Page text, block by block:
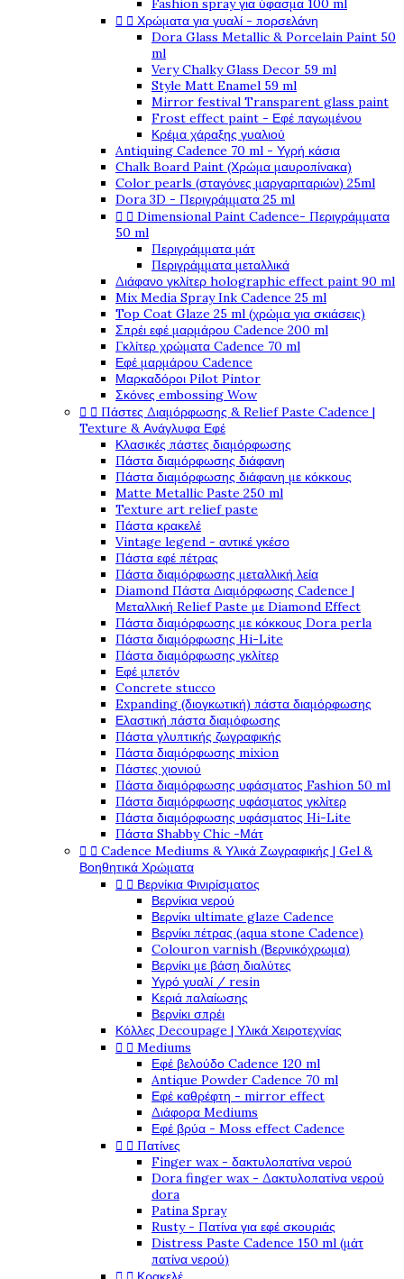
Fashion spray για ύφασμα 100 ml
  Χρώματα για γυαλί - πορσελάνη
Dora Glass Metallic & Porcelain Paint 50
ml
Very Chalky Glass Decor 59 ml
Style Matt Enamel 59 ml
Mirror festival Transparent glass paint
Frost effect paint - Εφέ παγωμένου
Κρέμα χάραξης γυαλιού
Antiquing Cadence 70 ml - Υγρή κάσια
Chalk Board Paint (Χρώμα μαυροπίνακα)
Color pearls (σταγόνες μαργαριταριών) 25ml
Dora 3D - Περιγράμματα 25 ml
  Dimensional Paint Cadence- Περιγράμματα
50 ml
Περιγράμματα μάτ
Περιγράμματα μεταλλικά
Διάφανο γκλίτερ holographic effect paint 90 ml
Mix Media Spray Ink Cadence 25 ml
Top Coat Glaze 25 ml (χρώμα για σκιάσεις)
Σπρέι εφέ μαρμάρου Cadence 200 ml
Γκλίτερ χρώματα Cadence 70 ml
Εφέ μαρμάρου Cadence
Μαρκαδόροι Pilot Pintor
Σκόνες embossing Wow
  Πάστες Διαμόρφωσης & Relief Paste Cadence |
Texture & Ανάγλυφα Εφέ
Κλασικές πάστες διαμόρφωσης
Πάστα διαμόρφωσης διάφανη
Πάστα διαμόρφωσης διάφανη με κόκκους
Matte Metallic Paste 250 ml
Texture art relief paste
Πάστα κρακελέ
Vintage legend - αντικέ γκέσο
Πάστα εφέ πέτρας
Πάστα διαμόρφωσης μεταλλική λεία
Diamond Πάστα Διαμόρφωσης Cadence |
Μεταλλική Relief Paste με Diamond Effect
Πάστα διαμόρφωσης με κόκκους Dora perla
Πάστα διαμόρφωσης Hi-Lite
Πάστα διαμόρφωσης γκλίτερ
Εφέ μπετόν
Concrete stucco
Expanding (διογκωτική) πάστα διαμόρφωσης
Ελαστική πάστα διαμόφωσης
Πάστα γλυπτικής ζωγραφικής
Πάστα διαμόρφωσης mixion
Πάστες χιονιού
Πάστα διαμόρφωσης υφάσματος Fashion 50 ml
Πάστα διαμόρφωσης υφάσματος γκλίτερ
Πάστα διαμόρφωσης υφάσματος Hi-Lite
Πάστα Shabby Chic -Μάτ
  Cadence Mediums & Υλικά Ζωγραφικής | Gel &
Βοηθητικά Χρώματα
  Βερνίκια Φινιρίσματος
Βερνίκια νερού
Βερνίκι ultimate glaze Cadence
Βερνίκι πέτρας (aqua stone Cadence)
Colouron varnish (Βερνικόχρωμα)
Βερνίκι με βάση διαλύτες
Υγρό γυαλί / resin
Κεριά παλαίωσης
Βερνίκι σπρέι
Κόλλες Decoupage | Υλικά Χειροτεχνίας
  Mediums
Εφέ βελούδο Cadence 120 ml
Antique Powder Cadence 70 ml
Εφέ καθρέφτη - mirror effect
Διάφορα Mediums
Εφέ βρύα - Moss effect Cadence
  Πατίνες
Finger wax - δακτυλοπατίνα νερού
Dora finger wax - Δακτυλοπατίνα νερού
dora
Patina Spray
Rusty - Πατίνα για εφέ σκουριάς
Distress Paste Cadence 150 ml (μάτ
πατίνα νερού)